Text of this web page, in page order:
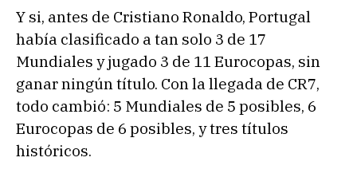
Y si, antes de Cristiano Ronaldo, Portugal
había clasificado a tan solo 3 de 17
Mundiales y jugado 3 de 11 Eurocopas, sin
ganar ningún título. Con la llegada de CR7,
todo cambió: 5 Mundiales de 5 posibles, 6
Eurocopas de 6 posibles, y tres títulos
históricos.